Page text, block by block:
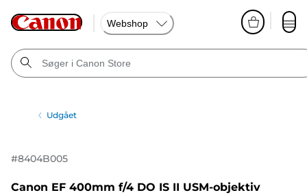
Webshop
Udgået
#8404B005
Canon EF 400mm f/4 DO IS II USM-objektiv